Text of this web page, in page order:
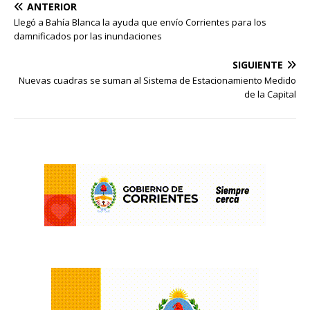
ANTERIOR
Llegó a Bahía Blanca la ayuda que envío Corrientes para los
damnificados por las inundaciones
SIGUIENTE
Nuevas cuadras se suman al Sistema de Estacionamiento Medido
de la Capital